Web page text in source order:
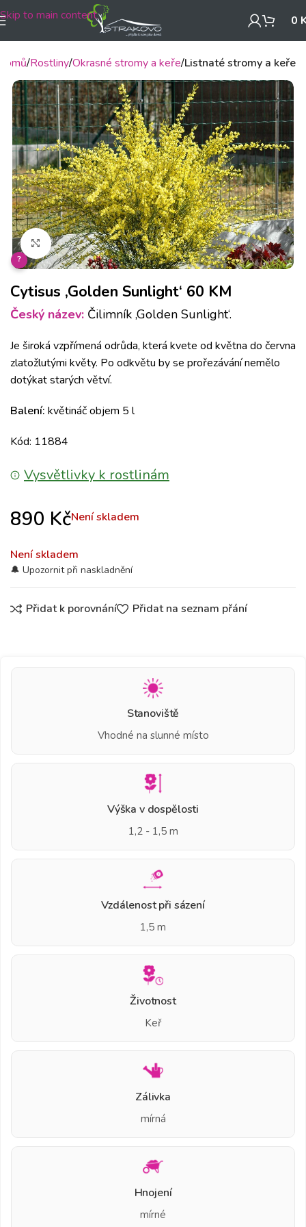
Skip to main content 0
Rostliny Okrasné stromy a keře Listnaté stromy a keře
Klikněte pro zvětšení
?
Cytisus ‚Golden Sunlight‘ 60 KM
Český název: Čilimník ‚Golden Sunlight‘.
Je široká vzpřímená odrůda, která kvete od května do června
zlatožlutými květy. Po odkvětu by se prořezávání nemělo
dotýkat starých větví.
Balení: květináč objem 5 l
Kód: 11884
Vysvětlivky k rostlinám
890 KčNení skladem
Není skladem
Přidat k porovnání Přidat na seznam přání
Stanoviště
Vhodné na slunné místo
Výška v dospělosti
1,2 - 1,5 m
Vzdálenost při sázení
1,5 m
Životnost
Keř
Zálivka
mírná
Hnojení
mírné